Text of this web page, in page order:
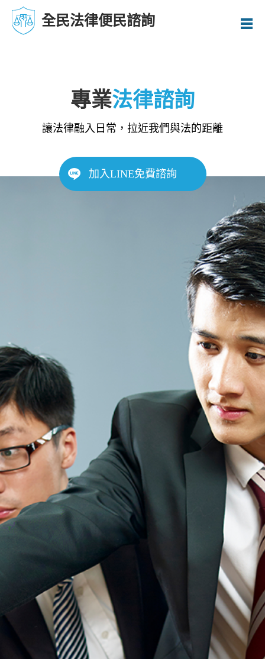
全民法律便民諮詢
專業法律諮詢
讓法律融入日常，拉近我們與法的距離
加入LINE免費諮詢